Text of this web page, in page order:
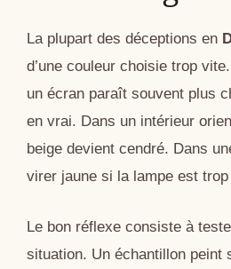
La plupart des déceptions en
d’une couleur choisie trop
un écran paraît souvent plus
en vrai. Dans un intérieur
beige devient cendré. Dans
virer jaune si la lampe est
Le bon réflexe consiste à
situation. Un échantillon peint